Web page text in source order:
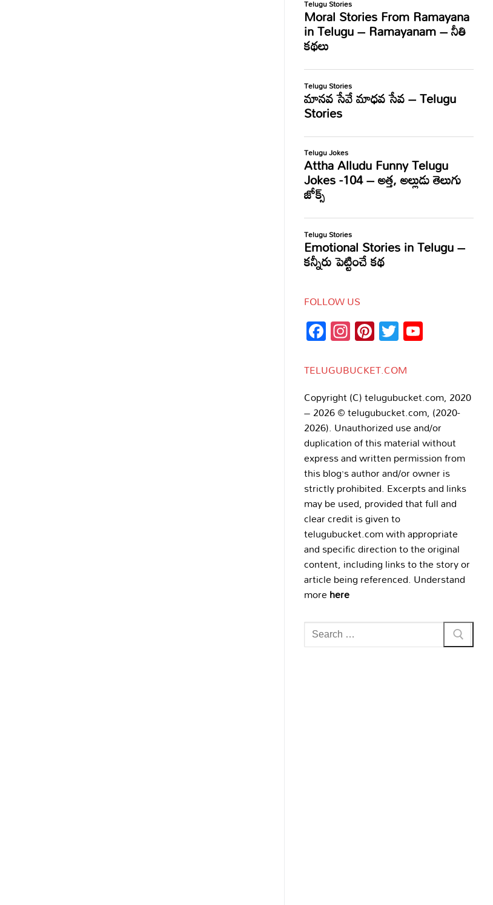
FOLLOW US
Facebook
Instagram
Pinterest
Twitter
TELUGUBUCKET.COM
Copyright (C) telugubucket.com, 2020
– 2026 © telugubucket.com, (2020-
2026). Unauthorized use and/or
duplication of this material without
express and written permission from
this blog’s author and/or owner is
strictly prohibited. Excerpts and links
may be used, provided that full and
clear credit is given to
telugubucket.com with appropriate
and specific direction to the original
content, including links to the story or
article being referenced. Understand
morehere
Search
for: